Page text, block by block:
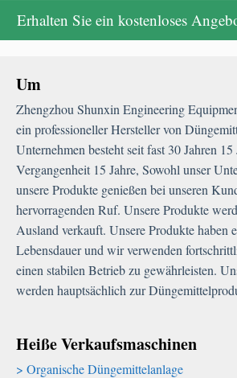
Um
Zhengzhou Shunxin Engineering
ein professioneller Hersteller von
Unternehmen besteht seit fast 30 Jahren
Vergangenheit 15 Jahre, Sowohl unser
unsere Produkte genießen bei unseren
hervorragenden Ruf. Unsere Produkte
Ausland verkauft. Unsere Produkte haben
Lebensdauer und wir verwenden
einen stabilen Betrieb zu gewährleisten.
werden hauptsächlich zur
Heiße Verkaufsmaschinen
Organische Düngemittelanlage